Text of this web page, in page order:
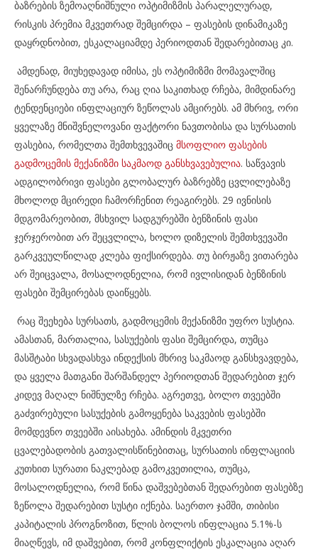
ბაზრების ზემოაღნიშნული ოპტიმიზმის პარალელურად,
რისკის პრემია მკვეთრად შემცირდა – ფასების დინამიკაზე
დაყრდნობით, ესკალაციამდე პერიოდთან შედარებითაც კი.
ამდენად, მიუხედავად იმისა, ეს ოპტიმიზმი მომავალშიც
შენარჩუნდება თუ არა, რაც ღია საკითხად რჩება, მიმდინარე
ტენდენციები ინფლაციურ ზეწოლას ამცირებს. ამ მხრივ, ორი
ყველაზე მნიშვნელოვანი ფაქტორი ნავთობისა და სურსათის
ფასებია, რომელთა შემთხვევაშიც მსოფლიო ფასების
გადმოცემის მექანიზმი საკმაოდ განსხვავებულია. საწვავის
ადგილობრივი ფასები გლობალურ ბაზრებზე ცვლილებაზე
მხოლოდ მცირედი ჩამორჩენით რეაგირებს. 29 ივნისის
მდგომარეობით, მსხვილ სადგურებში ბენზინის ფასი
ჯერჯერობით არ შეცვლილა, ხოლო დიზელის შემთხვევაში
გარკვეულწილად კლება ფიქსირდება. თუ ბირჟაზე ვითარება
არ შეიცვალა, მოსალოდნელია, რომ ივლისიდან ბენზინის
ფასები შემცირებას დაიწყებს.
რაც შეეხება სურსათს, გადმოცემის მექანიზმი უფრო სუსტია.
ამასთან, მართალია, სასუქების ფასი შემცირდა, თუმცა
მასშტაბი სხვადასხვა ინდექსის მხრივ საკმაოდ განსხვავდება,
და ყველა მათგანი შარშანდელ პერიოდთან შედარებით ჯერ
კიდევ მაღალ ნიშნულზე რჩება. აგრეთვე, ბოლო თვეებში
გაძვირებული სასუქების გამოყენება საკვების ფასებში
მომდევნო თვეებში აისახება. ამინდის მკვეთრი
ცვალებადობის გათვალისწინებითაც, სურსათის ინფლაციის
კუთხით სურათი ნაკლებად გამოკვეთილია, თუმცა,
მოსალოდნელია, რომ წინა დაშვებებთან შედარებით ფასებზე
ზეწოლა შედარებით სუსტი იქნება. საერთო ჯამში, თიბისი
კაპიტალის პროგნოზით, წლის ბოლოს ინფლაცია 5.1%-ს
მიაღწევს, იმ დაშვებით, რომ კონფლიქტის ესკალაცია აღარ